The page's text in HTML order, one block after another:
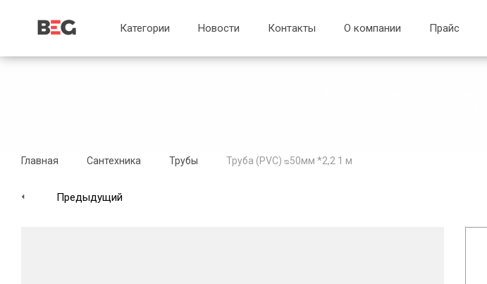
Категории
Новости Контакты О компании Прайс
Главная Сантехника Трубы Труба (РVC) ᴓ50мм *2,2 1 м
Предыдущий